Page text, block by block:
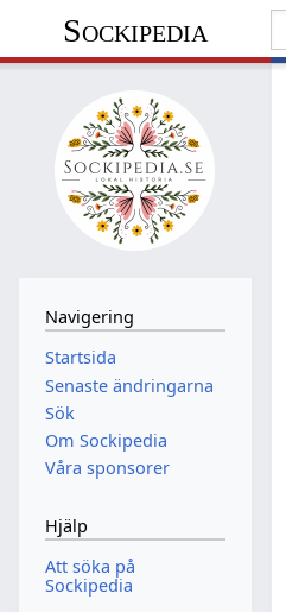
Sockipedia
Navigering
Startsida
Senaste ändringarna
Sök
Om Sockipedia
Våra sponsorer
Hjälp
Att söka på
Sockipedia